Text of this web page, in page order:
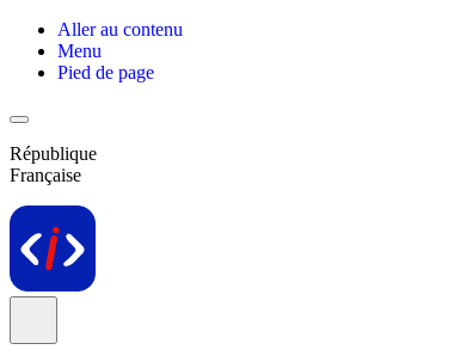
Aller au contenu
Menu
Pied de page
République
Française